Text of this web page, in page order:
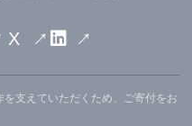
は英語版をご覧ください:
X
支えていただくため、ご寄付をお